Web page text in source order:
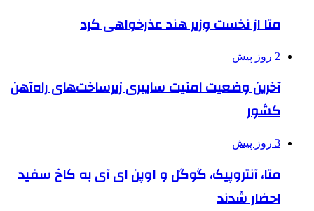
متا از نخست وزیر هند عذرخواهی کرد
2 روز پیش
آخرین وضعیت امنیت سایبری زیرساخت‌های راه‌آهن
کشور
3 روز پیش
متا، آنتروپیک، گوگل و اوپن ای آی به کاخ سفید
احضار شدند